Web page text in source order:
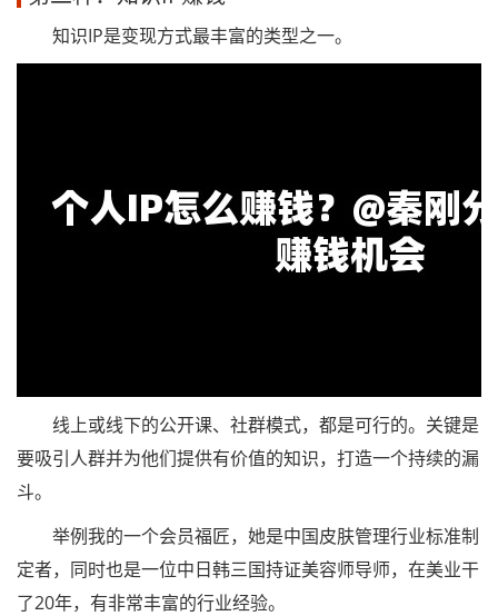
知识IP是变现方式最丰富的类型之一。
线上或线下的公开课、社群模式，都是可行的。关键是
要吸引人群并为他们提供有价值的知识，打造一个持续的漏
斗。
举例我的一个会员福匠，她是中国皮肤管理行业标准制
定者，同时也是一位中日韩三国持证美容师导师，在美业干
了20年，有非常丰富的行业经验。